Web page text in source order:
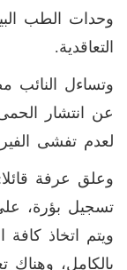
وحدات الطب
التعاقدية.
وتساءل
عن انتشار الحمى
لعدم تفشى
وعلق عرفة
تسجيل بؤرة،
ويتم اتخاذ كافة
بالكامل، وهناك